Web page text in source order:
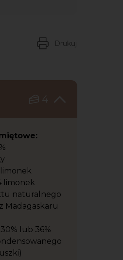
Drukuj
4
limonek
naturalnego
Madagaskaru
lub 36%